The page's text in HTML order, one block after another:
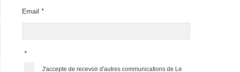
Email *
*
J'accepte de recevoir d'autres communications de Le